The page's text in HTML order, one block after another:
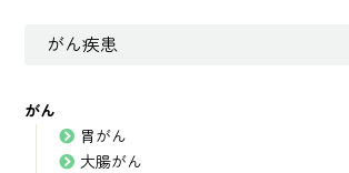
がん疾患
がん
胃がん
大腸がん